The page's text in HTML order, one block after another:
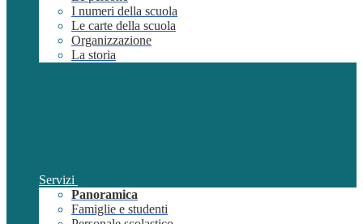
I numeri della scuola
Le carte della scuola
Organizzazione
La storia
Servizi
Panoramica
Famiglie e studenti